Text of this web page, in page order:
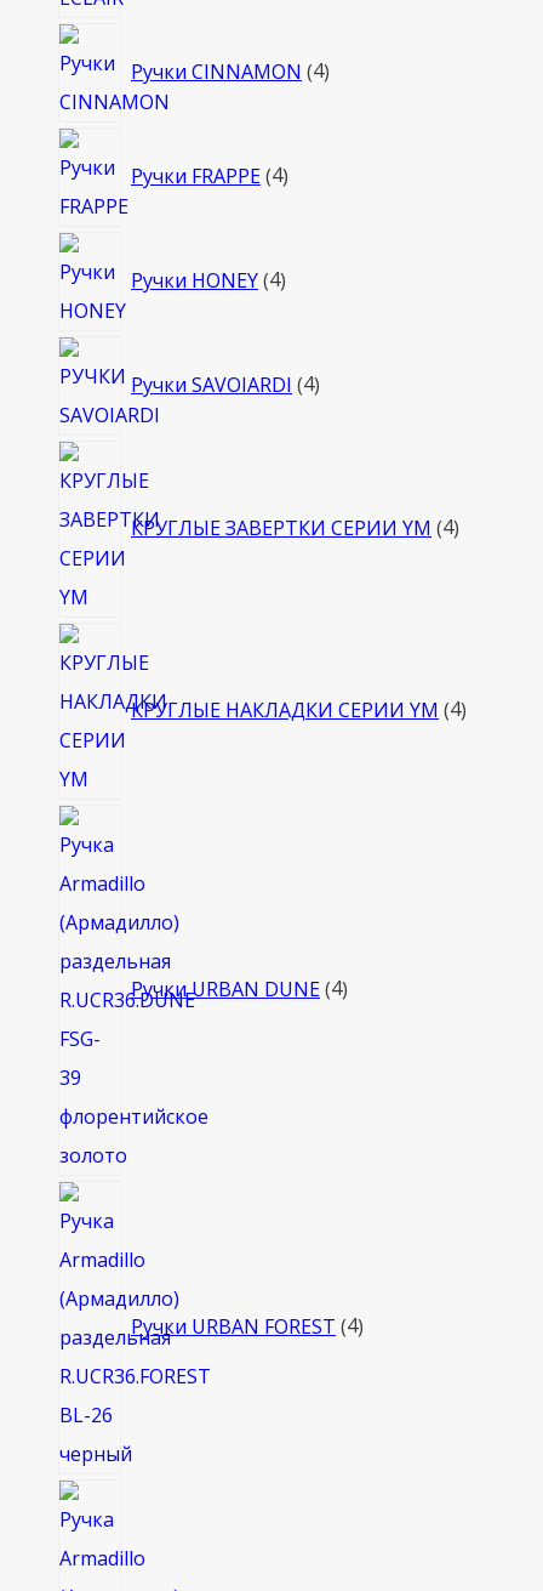
Ручки CINNAMON 4товара
Ручки FRAPPE 4товара
Ручки HONEY 4товара
Ручки SAVOIARDI 4товара
КРУГЛЫЕ ЗАВЕРТКИ СЕРИИ YM 4
КРУГЛЫЕ НАКЛАДКИ СЕРИИ YM 4
Ручки URBAN DUNE 4
Ручки URBAN FOREST 4